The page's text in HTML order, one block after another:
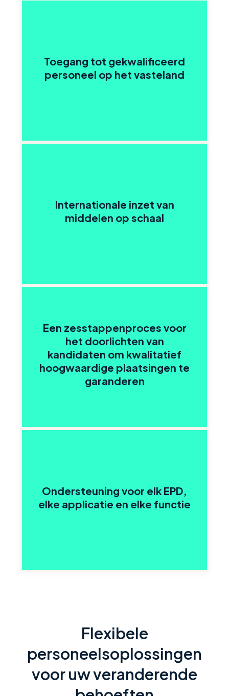
Toegang tot gekwalificeerd
personeel op het vasteland
Internationale inzet van
middelen op schaal
Een zesstappenproces voor
het doorlichten van
kandidaten om kwalitatief
hoogwaardige plaatsingen te
garanderen
Ondersteuning voor elk EPD,
elke applicatie en elke functie
Flexibele
personeelsoplossingen
voor uw veranderende